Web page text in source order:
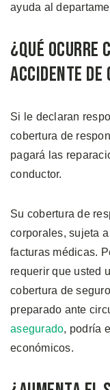
ayuda al
¿Qué Ocurre
Accidente de
Si le declaran
cobertura de
pagará las
conductor.
Su cobertura de
corporales, sujeta
facturas médicas.
requerir que usted
cobertura de
preparado ante
asegurado, podría
económicos.